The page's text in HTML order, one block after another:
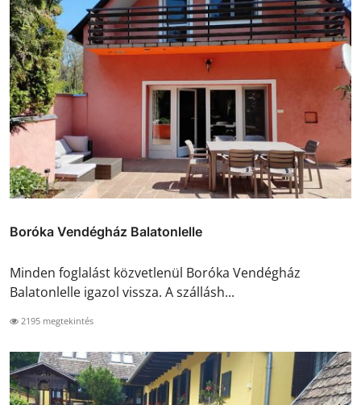
Boróka Vendégház Balatonlelle
Minden foglalást közvetlenül Boróka Vendégház
Balatonlelle igazol vissza. A szállásh...
2195 megtekintés